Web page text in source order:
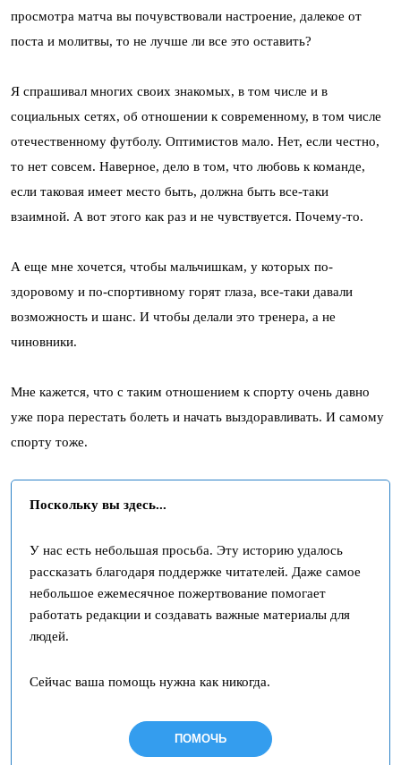
просмотра матча вы почувствовали настроение, далекое от
поста и молитвы, то не лучше ли все это оставить?
Я спрашивал многих своих знакомых, в том числе и в
социальных сетях, об отношении к современному, в том числе
отечественному футболу. Оптимистов мало. Нет, если честно,
то нет совсем. Наверное, дело в том, что любовь к команде,
если таковая имеет место быть, должна быть все-таки
взаимной. А вот этого как раз и не чувствуется. Почему-то.
А еще мне хочется, чтобы мальчишкам, у которых по-
здоровому и по-спортивному горят глаза, все-таки давали
возможность и шанс. И чтобы делали это тренера, а не
чиновники.
Мне кажется, что с таким отношением к спорту очень давно
уже пора перестать болеть и начать выздоравливать. И самому
спорту тоже.
Поскольку вы здесь...
У нас есть небольшая просьба. Эту историю удалось
рассказать благодаря поддержке читателей. Даже самое
небольшое ежемесячное пожертвование помогает
работать редакции и создавать важные материалы для
людей.
Сейчас ваша помощь нужна как никогда.
ПОМОЧЬ